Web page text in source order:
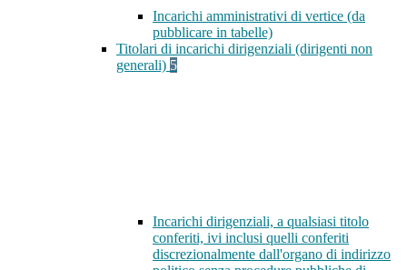
Incarichi amministrativi di vertice (da
pubblicare in tabelle)
Titolari di incarichi dirigenziali (dirigenti non
generali) 5
Incarichi dirigenziali, a qualsiasi titolo
conferiti, ivi inclusi quelli conferiti
discrezionalmente dall'organo di indirizzo